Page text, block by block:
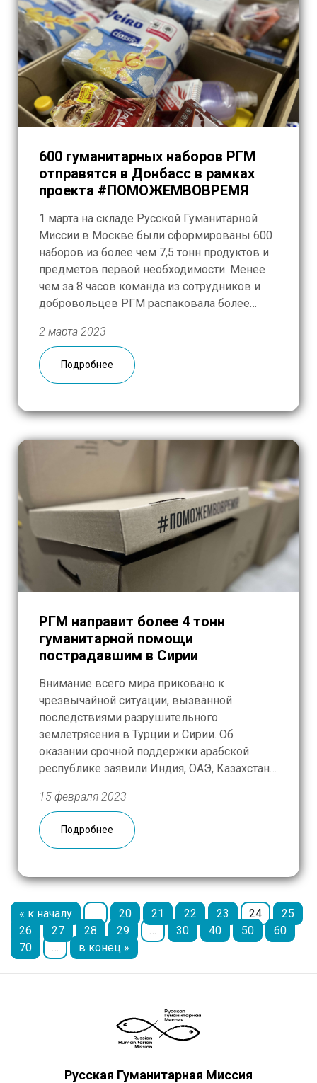
600 гуманитарных наборов РГМ
отправятся в Донбасс в рамках
проекта #ПОМОЖЕМВОВРЕМЯ
1 марта на складе Русской Гуманитарной
Миссии в Москве были сформированы 600
наборов из более чем 7,5 тонн продуктов и
предметов первой необходимости. Менее
чем за 8 часов команда из сотрудников и
добровольцев РГМ распаковала более
товаров гуманитарные наборы, в каждый
из которых вошли:
консервы, сгущенное молоко, разные […]
2 марта 2023
Подробнее
РГМ направит более 4 тонн
гуманитарной помощи
пострадавшим в Сирии
Внимание всего мира приковано к
чрезвычайной ситуации, вызванной
последствиями разрушительного
землетрясения в Турции и Сирии. Об
оказании срочной поддержки арабской
республике заявили Индия, ОАЭ, Казахстан
отправила спасателей, а теперь, когда
завершен основной этап разбора завалов,
людям нужна любая помощь — вода,
15 февраля 2023
Подробнее
« к началу … 20 21 22 23 24
25
26
27 28 29 … 30 40 50
60
70
… в конец »
Русская Гуманитарная Миссия